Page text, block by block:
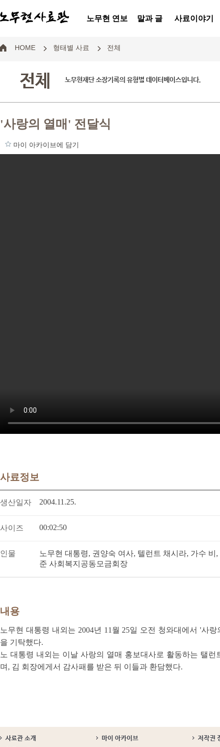
노무현 연보 말과 글 사료이야기
HOME 형태별 사료 전체
전체 노무현재단 소장기록의 유형별 데이터베이스입니다.
'사랑의 열매' 전달식
마이 아카이브에 담기
사료정보
생산일자 2004.11.25.
사이즈 00:02:50
인물
노무현 대통령, 권양숙 여사, 텔런트 채시라, 가수 비,
준 사회복지공동모금회장
내용
노무현 대통령 내외는 2004년 11월 25일 오전 청와대에서 '사
을 기탁했다.
노 대통령 내외는 이날 사랑의 열매 홍보대사로 활동하는 탤
며, 김 회장에게서 감사패를 받은 뒤 이들과 환담했다.
사료관 소개 마이 아카이브
저작권